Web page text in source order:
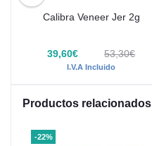
Calibra Veneer Jer 2g
39,60€ 53,30€
I.V.A Incluido
Productos relacionados
-22%